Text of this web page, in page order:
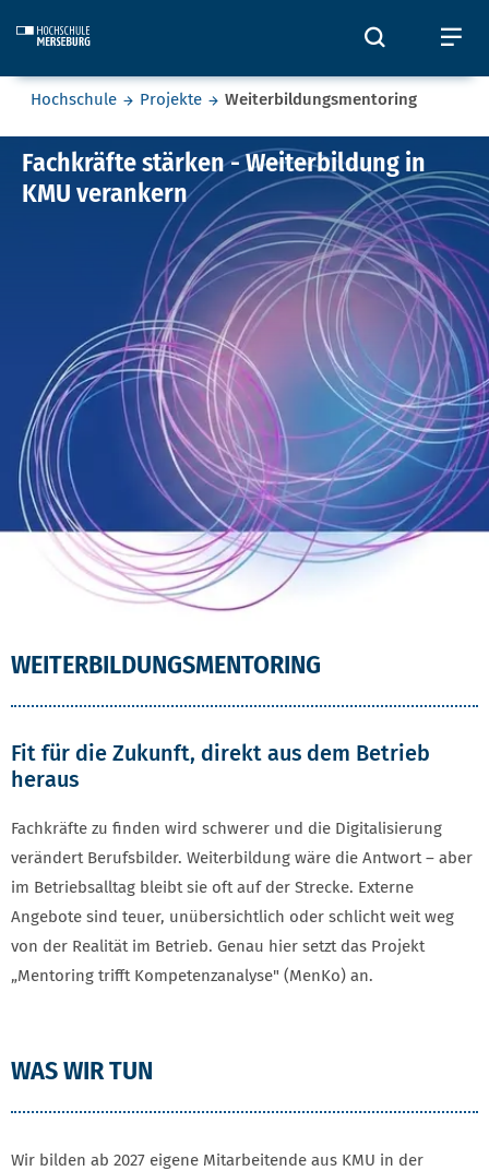
Öffnet
Sie befinden sich hier:
Hochschule Projekte Weiterbildungsmentoring
Weiterbildungsmentoring
Fachkräfte stärken - Weiterbildung in
KMU verankern
WEITERBILDUNGSMENTORING
Fit für die Zukunft, direkt aus dem Betrieb
heraus
Fachkräfte zu finden wird schwerer und die Digitalisierung
verändert Berufsbilder. Weiterbildung wäre die Antwort – aber
im Betriebsalltag bleibt sie oft auf der Strecke. Externe
Angebote sind teuer, unübersichtlich oder schlicht weit weg
von der Realität im Betrieb. Genau hier setzt das Projekt
„Mentoring trifft Kompetenzanalyse" (MenKo) an.
NUTZEN UND KONTAKT
WAS WIR TUN
Wir bilden ab 2027 eigene Mitarbeitende aus KMU in der